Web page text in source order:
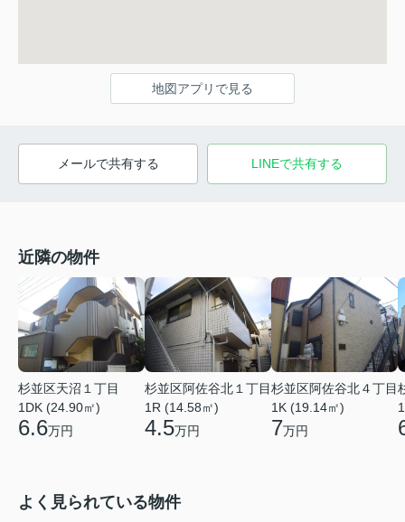
地図アプリで見る
メールで共有する LINEで共有する
近隣の物件
杉並区天沼１丁目
1DK (24.90㎡)
6.6万円
杉並区阿佐谷北１丁目
1R (14.58㎡)
4.5万円
杉並区阿佐谷北４丁目
1K (19.14㎡)
7万円
よく見られている物件